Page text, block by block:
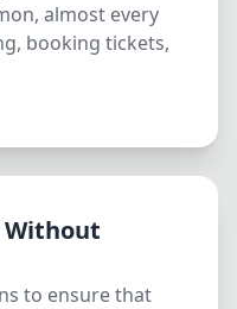
almost every
booking tickets,
Without
to ensure that